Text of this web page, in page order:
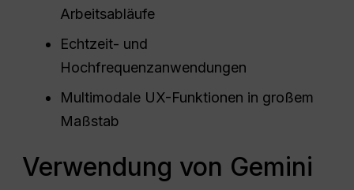
Arbeitsabläufe
Echtzeit- und
Hochfrequenzanwendungen
Multimodale UX-Funktionen in großem
Maßstab
Verwendung von Gemini